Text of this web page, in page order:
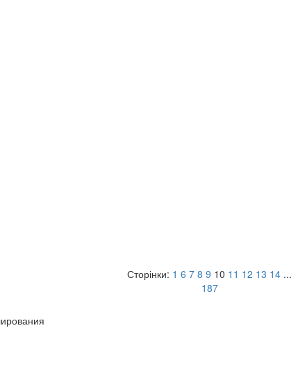
Сторінки: 1 6 7 8 9 10 11 12 13 14 ...
187